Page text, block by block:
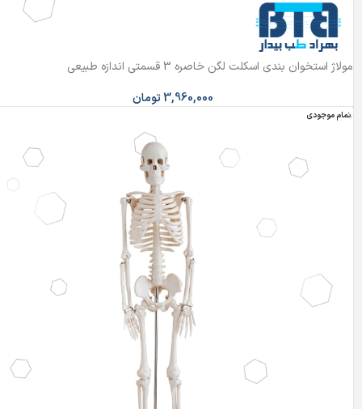
مولاژ استخوان بندی اسکلت لگن خاصره 3 قسمتی اندازه طبیعی
3,960,000تومان
اتمام موجودی